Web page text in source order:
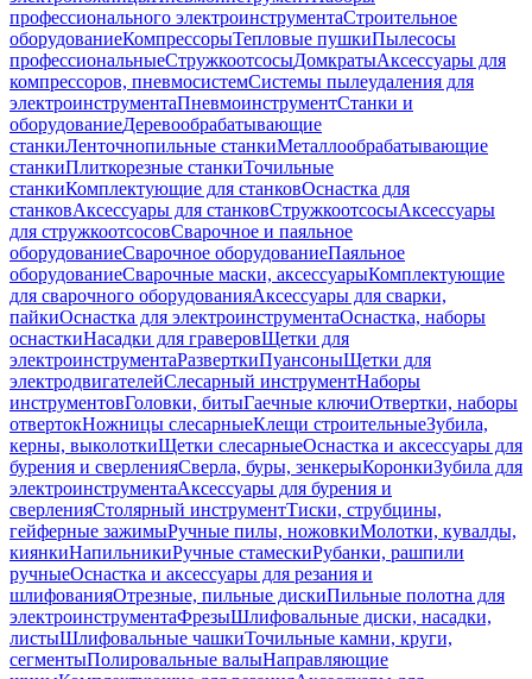
профессионального электроинструментаСтроительное
оборудованиеКомпрессорыТепловые пушкиПылесосы
профессиональныеСтружкоотсосыДомкратыАксессуары для
компрессоров, пневмосистемСистемы пылеудаления для
электроинструментаПневмоинструментСтанки и
оборудованиеДеревообрабатывающие
станкиЛенточнопильные станкиМеталлообрабатывающие
станкиПлиткорезные станкиТочильные
станкиКомплектующие для станковОснастка для
станковАксессуары для станковСтружкоотсосыАксессуары
для стружкоотсосовСварочное и паяльное
оборудованиеСварочное оборудованиеПаяльное
оборудованиеСварочные маски, аксессуарыКомплектующие
для сварочного оборудованияАксессуары для сварки,
пайкиОснастка для электроинструментаОснастка, наборы
оснасткиНасадки для граверовЩетки для
электроинструментаРазверткиПуансоныЩетки для
электродвигателейСлесарный инструментНаборы
инструментовГоловки, битыГаечные ключиОтвертки, наборы
отвертокНожницы слесарныеКлещи строительныеЗубила,
керны, выколоткиЩетки слесарныеОснастка и аксессуары для
бурения и сверленияСверла, буры, зенкерыКоронкиЗубила для
электроинструментаАксессуары для бурения и
сверленияСтолярный инструментТиски, струбцины,
гейферные зажимыРучные пилы, ножовкиМолотки, кувалды,
киянкиНапильникиРучные стамескиРубанки, рашпили
ручныеОснастка и аксессуары для резания и
шлифованияОтрезные, пильные дискиПильные полотна для
электроинструментаФрезыШлифовальные диски, насадки,
листыШлифовальные чашкиТочильные камни, круги,
сегментыПолировальные валыНаправляющие